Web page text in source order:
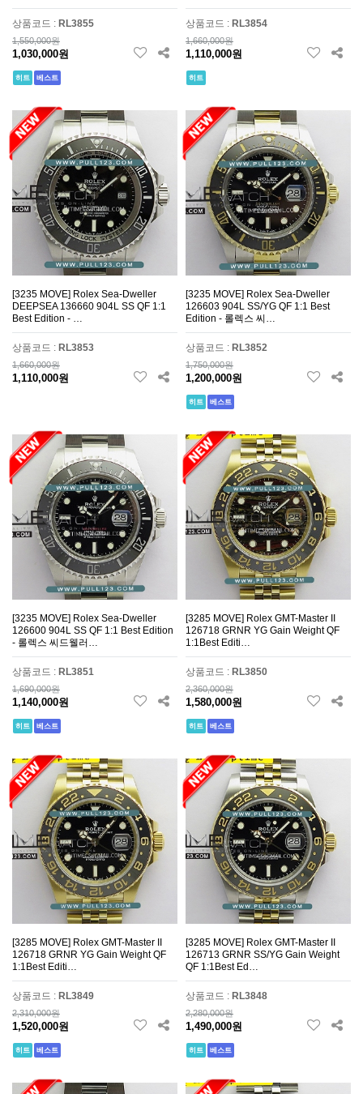
Reverso Polaris
Longines 26 Speed-Master 29
Sea-Master Constellation
DeVille Sea-Master Aqua Terra
Luminor Submersible Luminor GMT
Luminor 55 Radiomir
Aquanaut Nautilus
Protocole Tradition
Emperador Limelight
RM035 RM027
Daytona Submariner
Yach-Master Explorer II
GMT-Master Air-King
Cellini Milgauss
Explorer 10 Sky-Dweller
Yach-Master II Oyster Perpetual
Sea-Dweller AquaRacer
Autavia Malte
Zenith Tudor
Jacob & Co VanCleef & Arpels
Tissot
Konstantin Chaykin Louis Vuitton
Hankham
상품코드 : RL3855
1,550,000원
1,030,000원
히트 베스트
상품코드 : RL3854
1,660,000원
1,110,000원
히트
[3235 MOVE] Rolex Sea-Dweller
DEEPSEA 136660 904L SS QF 1:1
Best Edition - …
상품코드 : RL3853
1,660,000원
1,110,000원
[3235 MOVE] Rolex Sea-Dweller
126603 904L SS/YG QF 1:1 Best
Edition - 롤렉스 씨…
상품코드 : RL3852
1,750,000원
1,200,000원
히트 베스트
[3235 MOVE] Rolex Sea-Dweller
126600 904L SS QF 1:1 Best Edition
- 롤렉스 씨드웰러…
상품코드 : RL3851
1,690,000원
1,140,000원
히트 베스트
[3285 MOVE] Rolex GMT-Master II
126718 GRNR YG Gain Weight QF
1:1Best Editi…
상품코드 : RL3850
2,360,000원
1,580,000원
히트 베스트
[3285 MOVE] Rolex GMT-Master II
126718 GRNR YG Gain Weight QF
1:1Best Editi…
상품코드 : RL3849
2,310,000원
1,520,000원
히트 베스트
[3285 MOVE] Rolex GMT-Master II
126713 GRNR SS/YG Gain Weight
QF 1:1Best Ed…
상품코드 : RL3848
2,280,000원
1,490,000원
히트 베스트